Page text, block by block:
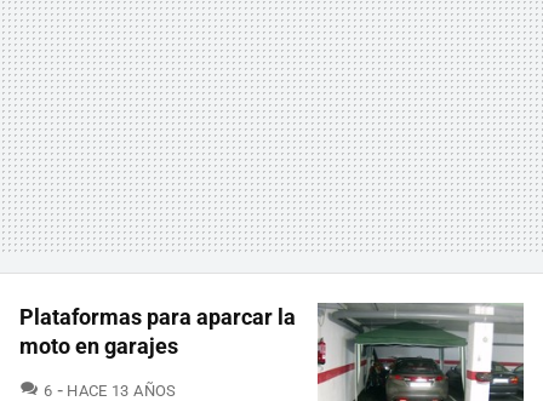
Plataformas para aparcar la
moto en garajes
6 COMENTARIOS
HACE 13 AÑOS